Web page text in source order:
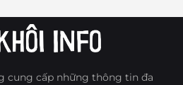
cung cấp những thông tin đa